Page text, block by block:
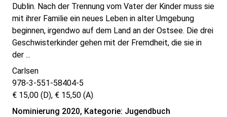
Dublin. Nach der Trennung vom Vater der Kinder muss sie
mit ihrer Familie ein neues Leben in alter Umgebung
beginnen, irgendwo auf dem Land an der Ostsee. Die drei
Geschwisterkinder gehen mit der Fremdheit, die sie in
der ...
Carlsen
978-3-551-58404-5
€ 15,00 (D), € 15,50 (A)
Nominierung 2020, Kategorie: Jugendbuch